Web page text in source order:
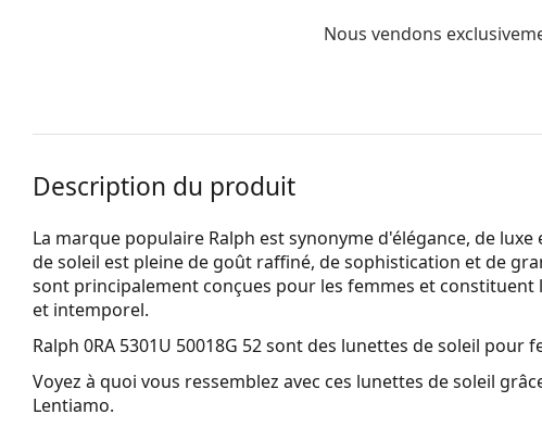
Nous vendons
Description du produit
La marque populaire Ralph est synonyme d'élégance, de
de soleil est pleine de goût raffiné, de sophistication et de
sont principalement conçues pour les femmes et
et intemporel.
Ralph 0RA 5301U 50018G 52sont des lunettes de soleil pour
Voyez à quoi vous ressemblez avec ces lunettes de soleil
Lentiamo.